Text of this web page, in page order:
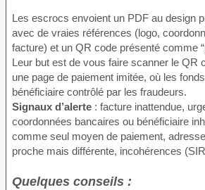
Les escrocs envoient un PDF au design
avec de vraies références (logo,
facture) et un QR code présenté comme
Leur but est de vous faire scanner le QR
une page de paiement imitée, où les
bénéficiaire contrôlé par les fraudeurs.
Signaux d’alerte : facture inattendue,
coordonnées bancaires ou bénéficiaire
comme seul moyen de paiement,
proche mais différente, incohérences
Quelques conseils :